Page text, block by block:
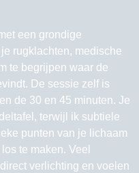
een grondige
rugklachten, medische
te begrijpen waar de
De sessie zelf is
de 30 en 45 minuten. Je
terwijl ik subtiele
punten van je lichaam
te maken. Veel
verlichting en voelen